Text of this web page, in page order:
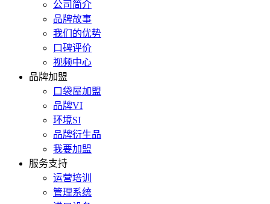
公司简介
品牌故事
我们的优势
口碑评价
视频中心
品牌加盟
口袋屋加盟
品牌VI
环境SI
品牌衍生品
我要加盟
服务支持
运营培训
管理系统